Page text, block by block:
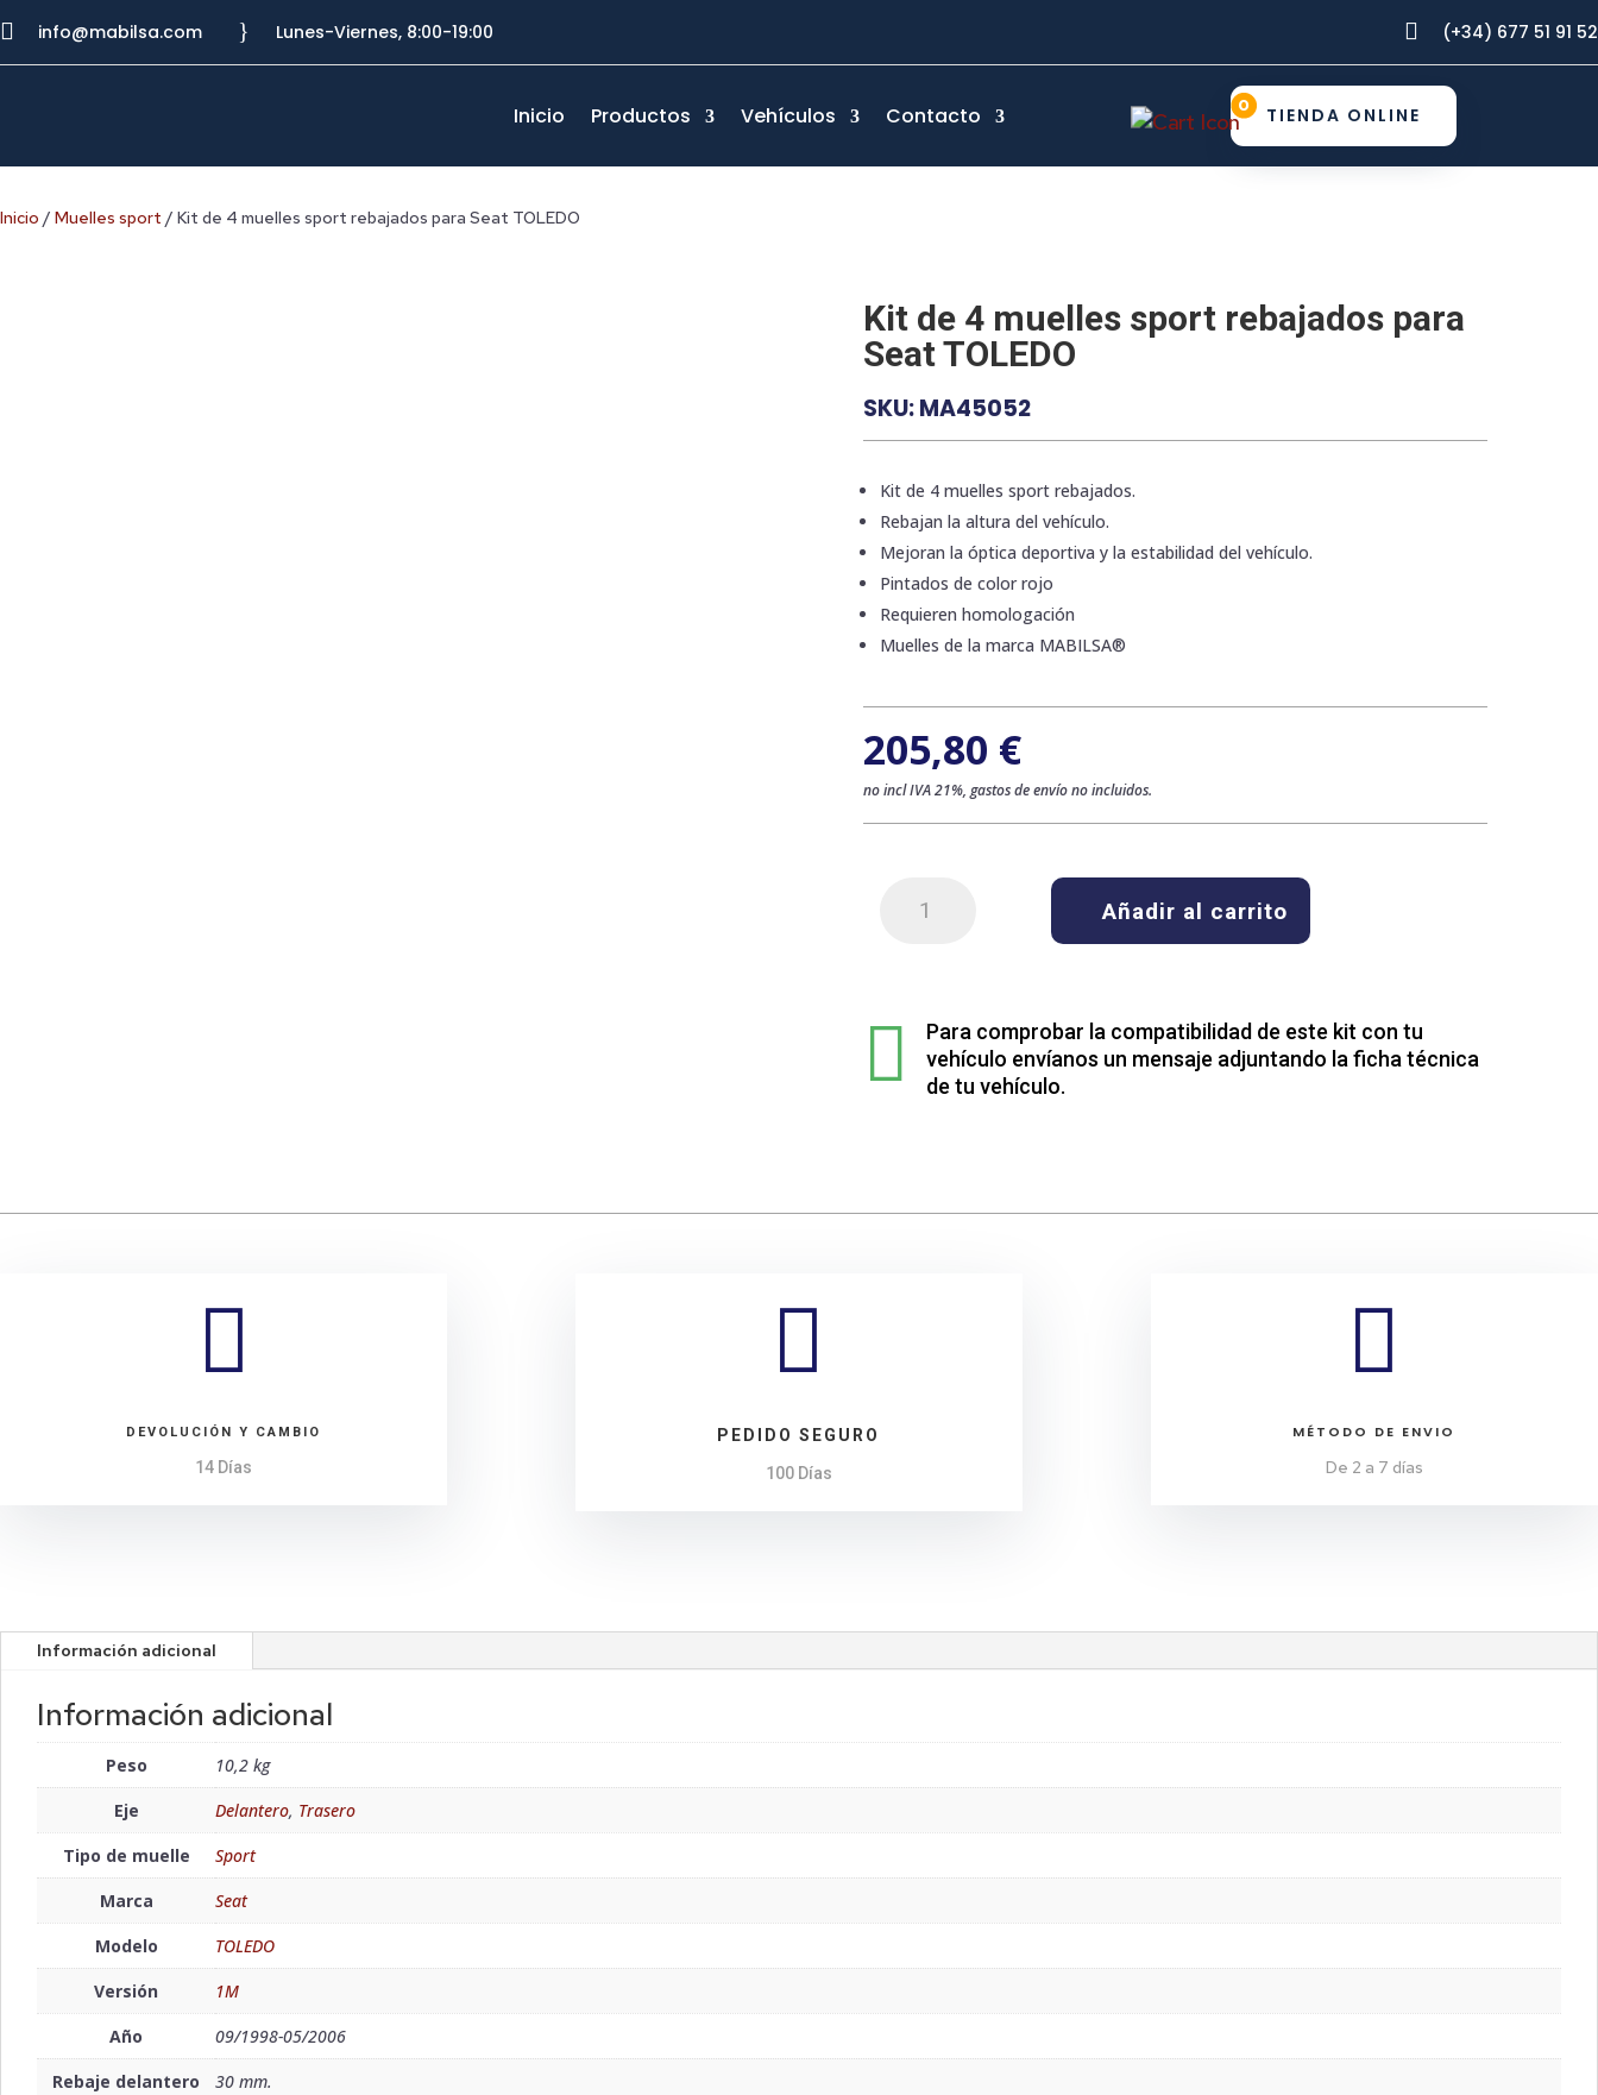
 info@mabilsa.com } Lunes-Viernes, 8:00-19:00  (+34) 677 51 91 52
Inicio Productos Vehículos Contacto TIENDA ONLINE
0
Inicio / Muelles sport / Kit de 4 muelles sport rebajados para Seat TOLEDO
Kit de 4 muelles sport rebajados para
Seat TOLEDO
SKU:MA45052
Kit de 4 muelles sport rebajados.
Rebajan la altura del vehículo.
Mejoran la óptica deportiva y la estabilidad del vehículo.
Pintados de color rojo
Requieren homologación
Muelles de la marca MABILSA®
205,80 €
no incl IVA 21%, gastos de envío no incluidos.
rebajados
Seat
Añadir al carrito

Para comprobar la compatibilidad de este kit con tu
vehículo envíanos un mensaje adjuntando la ficha técnica
de tu vehículo.

DEVOLUCIÓN Y CAMBIO
14 Días

PEDIDO SEGURO
100 Días

MÉTODO DE ENVIO
De 2 a 7 días
Información adicional
Información adicional
Peso
10,2 kg
Eje
Delantero, Trasero
Tipo de muelle
Sport
Marca
Seat
Modelo
TOLEDO
Versión
1M
Año
09/1998-05/2006
Rebaje delantero
30 mm.